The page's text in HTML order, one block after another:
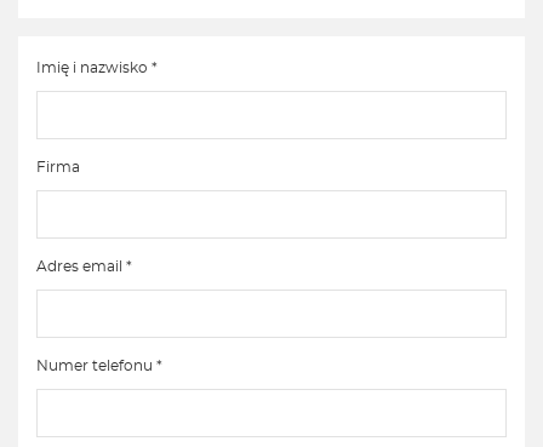
Imię i nazwisko *
Firma
Adres email *
Numer telefonu *